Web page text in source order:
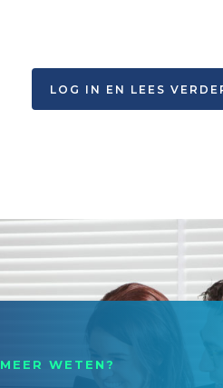
LOG IN EN LEES
MEER WETEN?